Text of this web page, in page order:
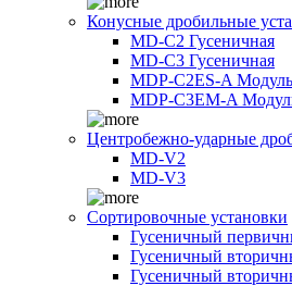
Конусные дробильные
MD-C2 Гусеничная
MD-C3 Гусеничная
MDP-C2ES-A
MDP-C3EM-A
Центробежно-ударные
MD-V2
MD-V3
Сортировочные установки
Гусеничный
Гусеничный
Гусеничный